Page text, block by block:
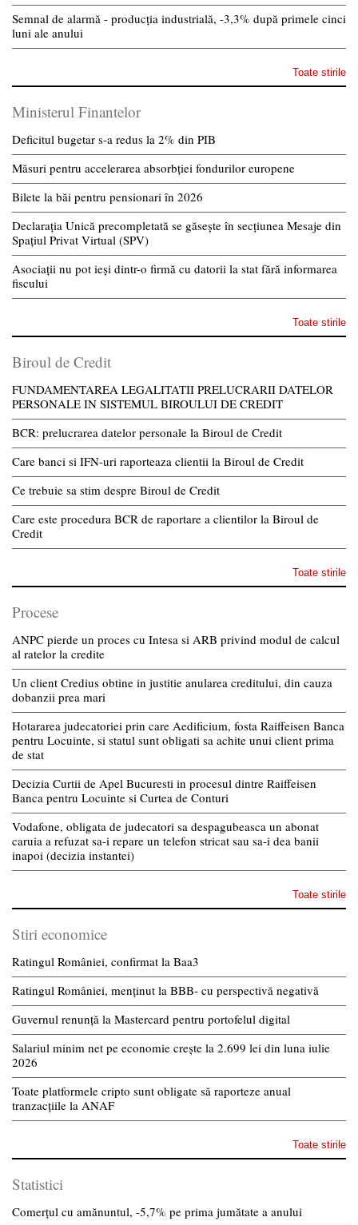
Semnal de alarmă - producția industrială, -3,3% după primele cinci
luni ale anului
Toate stirile
Ministerul Finantelor
Deficitul bugetar s-a redus la 2% din PIB
Măsuri pentru accelerarea absorbției fondurilor europene
Bilete la băi pentru pensionari în 2026
Declarația Unică precompletată se găsește în secțiunea Mesaje din
Spațiul Privat Virtual (SPV)
Asociații nu pot ieși dintr-o firmă cu datorii la stat fără informarea
fiscului
Toate stirile
Biroul de Credit
FUNDAMENTAREA LEGALITATII PRELUCRARII DATELOR
PERSONALE IN SISTEMUL BIROULUI DE CREDIT
BCR: prelucrarea datelor personale la Biroul de Credit
Care banci si IFN-uri raporteaza clientii la Biroul de Credit
Ce trebuie sa stim despre Biroul de Credit
Care este procedura BCR de raportare a clientilor la Biroul de
Credit
Toate stirile
Procese
ANPC pierde un proces cu Intesa si ARB privind modul de calcul
al ratelor la credite
Un client Credius obtine in justitie anularea creditului, din cauza
dobanzii prea mari
Hotararea judecatoriei prin care Aedificium, fosta Raiffeisen Banca
pentru Locuinte, si statul sunt obligati sa achite unui client prima
de stat
Decizia Curtii de Apel Bucuresti in procesul dintre Raiffeisen
Banca pentru Locuinte si Curtea de Conturi
Vodafone, obligata de judecatori sa despagubeasca un abonat
caruia a refuzat sa-i repare un telefon stricat sau sa-i dea banii
inapoi (decizia instantei)
Toate stirile
Stiri economice
Ratingul României, confirmat la Baa3
Ratingul României, menținut la BBB- cu perspectivă negativă
Guvernul renunță la Mastercard pentru portofelul digital
Salariul minim net pe economie crește la 2.699 lei din luna iulie
2026
Toate platformele cripto sunt obligate să raporteze anual
tranzacțiile la ANAF
Toate stirile
Statistici
Comerțul cu amănuntul, -5,7% pe prima jumătate a anului